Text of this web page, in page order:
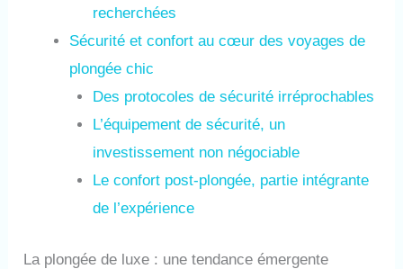
recherchées
Sécurité et confort au cœur des voyages de
plongée chic
Des protocoles de sécurité irréprochables
L’équipement de sécurité, un
investissement non négociable
Le confort post-plongée, partie intégrante
de l’expérience
La plongée de luxe : une tendance émergente